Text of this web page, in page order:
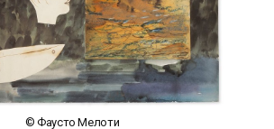
© Фаусто Мелоти